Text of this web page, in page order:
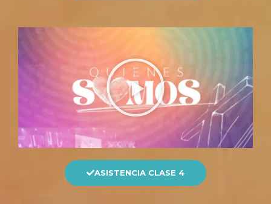
ASISTENCIA CLASE 4